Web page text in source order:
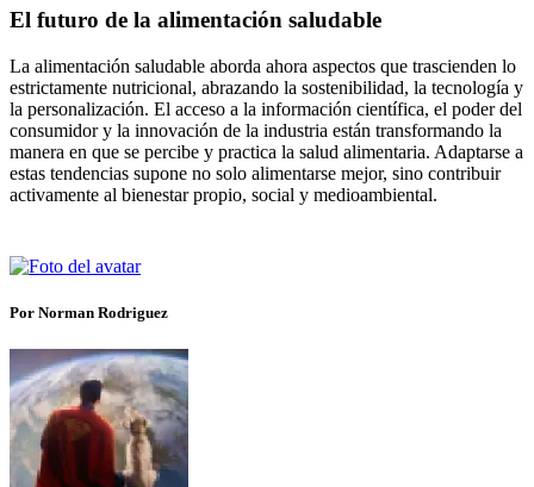
El futuro de la alimentación saludable
La alimentación saludable aborda ahora aspectos que trascienden lo
estrictamente nutricional, abrazando la sostenibilidad, la tecnología y
la personalización. El acceso a la información científica, el poder del
consumidor y la innovación de la industria están transformando la
manera en que se percibe y practica la salud alimentaria. Adaptarse a
estas tendencias supone no solo alimentarse mejor, sino contribuir
activamente al bienestar propio, social y medioambiental.
Por Norman Rodriguez